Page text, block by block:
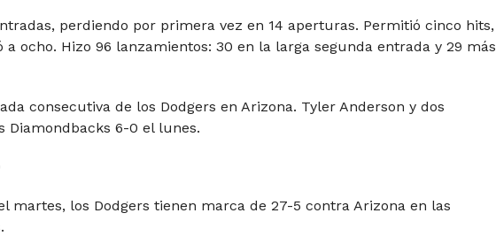
perdiendo por primera vez en 14 aperturas. Permitió cinco hits,
ocho. Hizo 96 lanzamientos: 30 en la larga segunda entrada y 29 más
consecutiva de los Dodgers en Arizona. Tyler Anderson y dos
Diamondbacks 6-0 el lunes.
martes, los Dodgers tienen marca de 27-5 contra Arizona en las